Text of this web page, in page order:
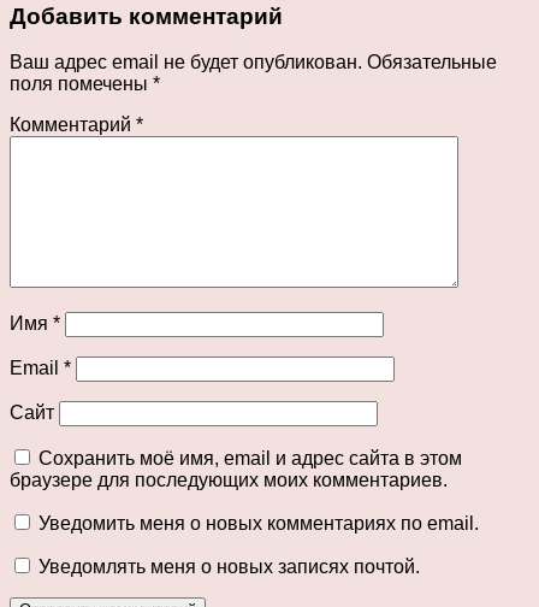
Добавить комментарий
Ваш адрес email не будет опубликован. Обязательные
поля помечены *
Комментарий *
Имя *
Email *
Сайт
Сохранить моё имя, email и адрес сайта в этом
браузере для последующих моих комментариев.
Уведомить меня о новых комментариях по email.
Уведомлять меня о новых записях почтой.